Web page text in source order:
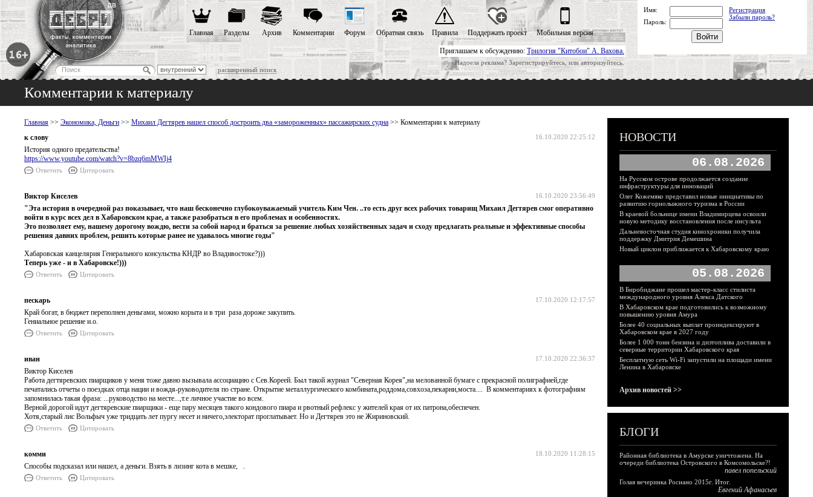
Приглашаем к обсуждению: Трилогия "Китобои" А. Вахова.
Надоела реклама? Зарегистрируйтесь, или авторизуйтесь.
расширенный поиск
Главная Разделы Архив Комментарии Форум Обратная связь Правила Поддержать проект Мобильная версия
Имя:
Регистрация
Забыли пароль?
Пароль:
Комментарии к материалу
Главная >> Экономика, Деньги >> Михаил Дегтярев нашел способ достроить два «замороженных» пассажирских судна >> Комментарии к материалу
16.10.2020 22:25:12
к слову
История одного предательства!
https://www.youtube.com/watch?v=8bzq6mMWIj4
Ответить Цитировать
16.10.2020 23:56:49
Виктор Киселев
"Эта история в очередной раз показывает, что наш бесконечно глубокоуважаемый учитель Ким Чен. ..то есть друг всех рабочих товарищ Михаил Дегтярев смог оперативно
войти в курс всех дел в Хабаровском крае, а также разобраться в его проблемах и особенностях.
Это позволяет ему, нашему дорогому вождю, вести за собой народ и браться за решение любых хозяйственных задач и сходу предлагать реальные и эффективные способы
решения давних проблем, решить которые ранее не удавалось многие годы"
Хабаровская канцелярия Генерального консульства КНДР во Владивостоке?)))
Теперь уже - и в Хабаровске!)))
Ответить Цитировать
17.10.2020 12:17:57
пескарь
Край богат, в бюджет переполнен деньгами, можно корыта и в три раза дороже закупить.
Гениальное решение и.о.
Ответить Цитировать
17.10.2020 22:36:37
иван
Виктор Киселев
Работа дегтяревских пиарщиков у меня тоже давно вызывала ассоциацию с Сев.Кореей. Был такой журнал "Северная Корея",на мелованной бумаге с прекрасной полиграфией,где
печатались отчеты о поездках отца нации и вождя-руководителя по стране. Открытие металлургического комбината,роддома,совхоза,пекарни,моста.... В комментариях к фотографиям
запомнилась такая фраза: ...руководство на месте...,т.е личное участие во всем.
Верной дорогой идут дегтяревские пиарщики - еще пару месяцев такого кондового пиара и рвотный рефлекс у жителей края от их патрона,обеспечен.
Хотя,старый лис Вольфыч уже тридцать лет пургу несет и ничего,электорат проглатывает. Но и Дегтярев это не Жириновский.
Ответить Цитировать
18.10.2020 11:28:15
комми
Способы подсказал или нашел, а деньги. Взять в лизинг кота в мешке, .
Ответить Цитировать
НОВОСТИ
06.08.2026
На Русском острове продолжается создание
инфраструктуры для инноваций
Олег Кожемяко представил новые инициативы по
развитию горнолыжного туризма в России
В краевой больнице имени Владимирцева освоили
новую методику восстановления после инсульта
Дальневосточная студия кинохроники получила
поддержку Дмитрия Демешина
Новый циклон приближается к Хабаровскому краю
05.08.2026
В Биробиджане прошел мастер-класс стилиста
международного уровня Алекса Датского
В Хабаровском крае подготовились к возможному
повышению уровня Амура
Более 40 социальных выплат проиндексируют в
Хабаровском крае в 2027 году
Более 1 000 тонн бензина и дизтоплива доставили в
северные территории Хабаровского края
Бесплатную сеть Wi-Fi запустили на площади имени
Ленина в Хабаровске
Архив новостей >>
БЛОГИ
Районная библиотека в Амурске уничтожена. На
очереди библиотека Островского в Комсомольске?!
павел попельский
Голая вечеринка Роснано 2015г. Итог.
Евгений Афанасьев